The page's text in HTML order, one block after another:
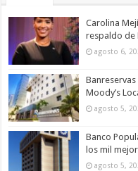
Carolina
respaldo de
agosto 6,
Moody’s
agosto 5,
Banco
los mil
agosto 5,